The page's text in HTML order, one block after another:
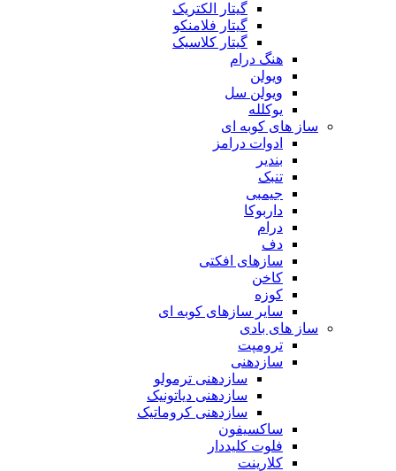
گیتار الکتریک
گیتار فلامنکو
گیتار کلاسیک
هنگ درام
ویولن
ویولن سل
یوکلله
ساز های کوبه ای
ادوات درامز
بندیر
تنبک
جیمبی
داربوکا
درام
دف
سازهای افکتی
کاخن
کوزه
سایر سازهای کوبه ای
ساز های بادی
ترومپت
سازدهنی
سازدهنی ترمولو
سازدهنی دیاتونیک
سازدهنی کروماتیک
ساکسیفون
فلوت کلیددار
کلارینت